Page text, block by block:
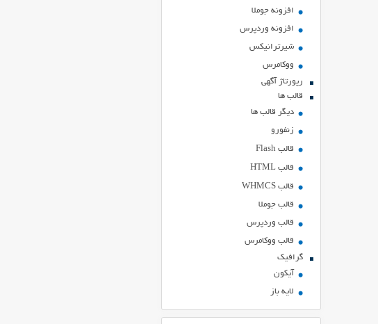
افزونه جوملا
افزونه وردپرس
شیرترانیکس
ووکامرس
رپورتاژ آگهی
قالب ها
دیگر قالب ها
زنفورو
قالب Flash
قالب HTML
قالب WHMCS
قالب جوملا
قالب وردپرس
قالب ووکامرس
گرافیک
آیکون
لایه باز